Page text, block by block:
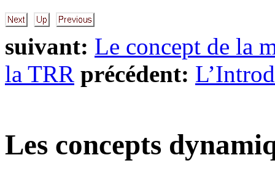
suivant: Le concept de la
la TRR précédent:
Les concepts